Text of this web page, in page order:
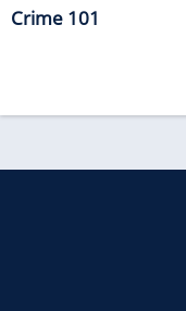
Crime 101